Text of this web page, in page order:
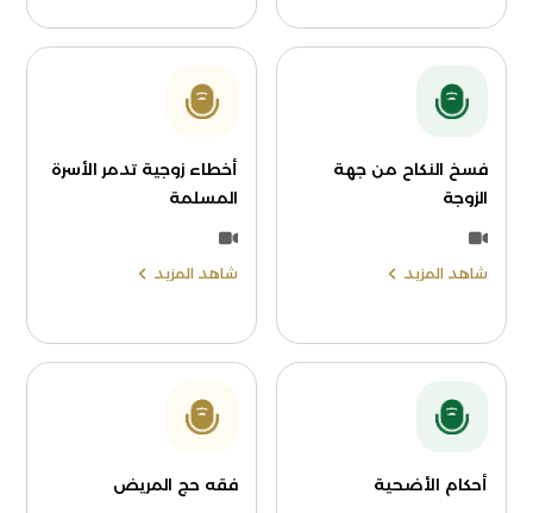
فسخ النكاح من جهة
الزوجة
شاهد المزيد
أخطاء زوجية تدمر الأسرة
المسلمة
شاهد المزيد
أحكام الأضحية فقه حج المريض